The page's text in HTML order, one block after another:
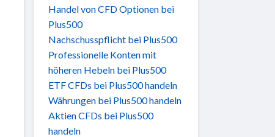
Handel von CFD Optionen bei
Plus500
Nachschusspflicht bei Plus500
Professionelle Konten mit
höheren Hebeln bei Plus500
ETF CFDs bei Plus500 handeln
Währungen bei Plus500 handeln
Aktien CFDs bei Plus500
handeln